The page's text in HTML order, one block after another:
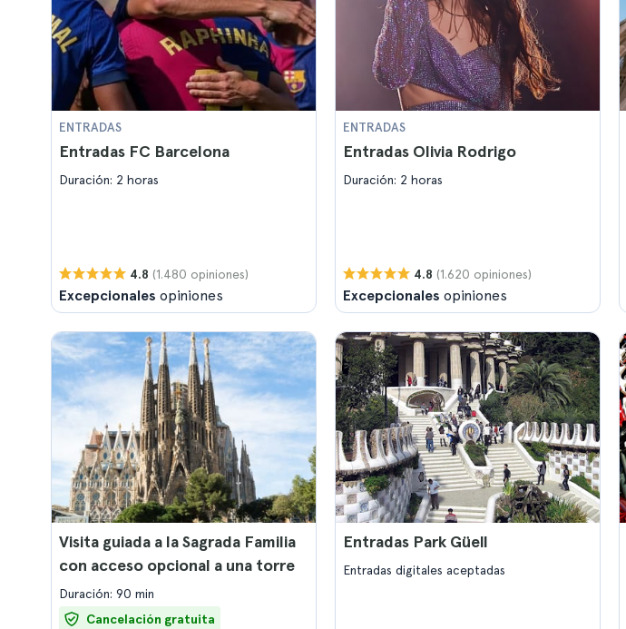
ENTRADAS
Entradas FC Barcelona
Duración: 2 horas
4.8 (1.480 opiniones)
Excepcionales opiniones
ENTRADAS
Entradas Olivia Rodrigo
Duración: 2 horas
4.8 (1.620 opiniones)
Excepcionales opiniones
Visita guiada a la Sagrada Familia
con acceso opcional a una torre
Duración: 90 min
Cancelación gratuita
Entradas Park Güell
Entradas digitales aceptadas